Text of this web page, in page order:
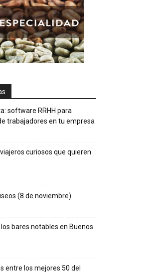
software RRHH para
trabajadores en tu empresa
curiosos que quieren
(8 de noviembre)
bares notables en Buenos
entre los mejores 50 del